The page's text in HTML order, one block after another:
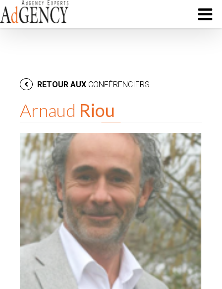
RETOUR AUX CONFÉRENCIERS
Arnaud Riou